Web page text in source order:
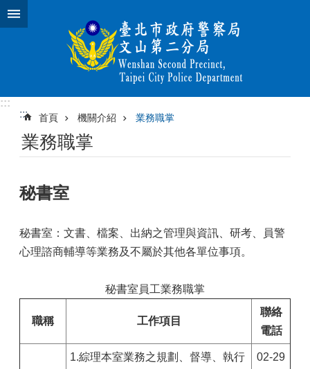
跳到主要內容區塊
:::
:::
首頁 機關介紹 業務職掌
業務職掌
秘書室
秘書室：文書、檔案、出納之管理與資訊、研考、員警
心理諮商輔導等業務及不屬於其他各單位事項。
職稱 工作項目
聯絡
電話
秘書室員工業務職掌
1.綜理本室業務之規劃、督導、執行
02-29